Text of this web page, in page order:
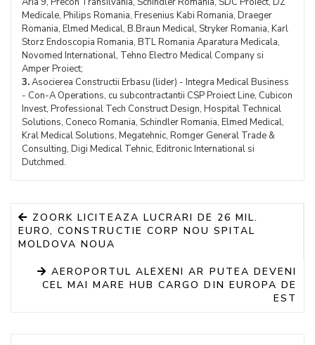
Medicale, Philips Romania, Fresenius Kabi Romania, Draeger
Romania, Elmed Medical, B.Braun Medical, Stryker Romania, Karl
Storz Endoscopia Romania, BTL Romania Aparatura Medicala,
Novomed International, Tehno Electro Medical Company si
Amper Proiect;
3.Asocierea Constructii Erbasu (lider) - Integra Medical Business
- Con-A Operations, cu subcontractantii CSP Proiect Line, Cubicon
Invest, Professional Tech Construct Design, Hospital Technical
Solutions, Coneco Romania, Schindler Romania, Elmed Medical,
Kral Medical Solutions, Megatehnic, Romger General Trade &
Consulting, Digi Medical Tehnic, Editronic International si
Dutchmed.
ZOORK LICITEAZA LUCRARI DE 26 MIL.
EURO, CONSTRUCTIE CORP NOU SPITAL
MOLDOVA NOUA
AEROPORTUL ALEXENI AR PUTEA DEVENI
CEL MAI MARE HUB CARGO DIN EUROPA DE
EST